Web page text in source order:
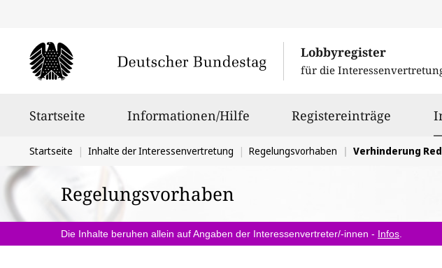
Lobbyregister
für die
Startseite Informationen/Hilfe Registereinträge
Sie
befinden
sich
hier:
Startseite Inhalte der Interessenvertretung Regelungsvorhaben Verhinderung
Regelungsvorhaben
Die Inhalte beruhen allein auf Angaben der Interessenvertreter/-innen - Infos